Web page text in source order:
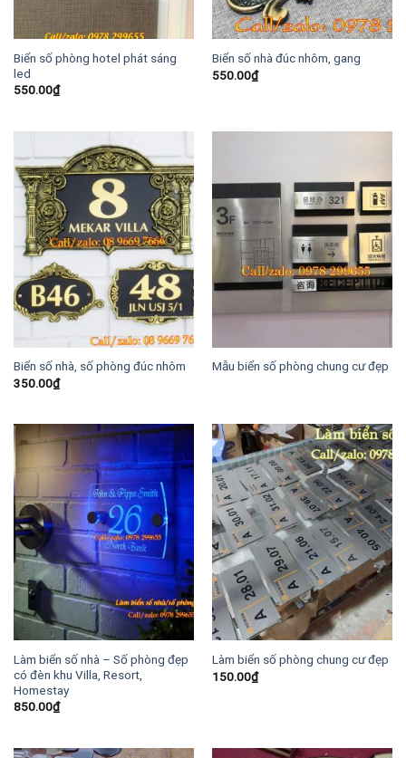
Biển số phòng hotel phát sáng
led
550.00₫
Biển số nhà đúc nhôm, gang
550.00₫
Biển số nhà, số phòng đúc nhôm
350.00₫
Mẫu biển số phòng chung cư đẹp
Làm biển số nhà – Số phòng đẹp
có đèn khu Villa, Resort,
Homestay
850.00₫
Làm biển số phòng chung cư đẹp
150.00₫